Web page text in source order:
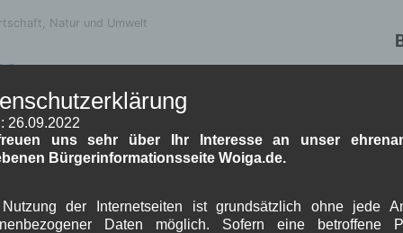
, Natur und Umwelt
20:00 Uhr
Wallgau
26.09.2022
uns sehr über Ihr Interesse an unser
Bürgerinformationsseite Woiga.de.
der Internetseiten ist grundsätzlich ohne jede
Daten möglich. Sofern eine betroffene